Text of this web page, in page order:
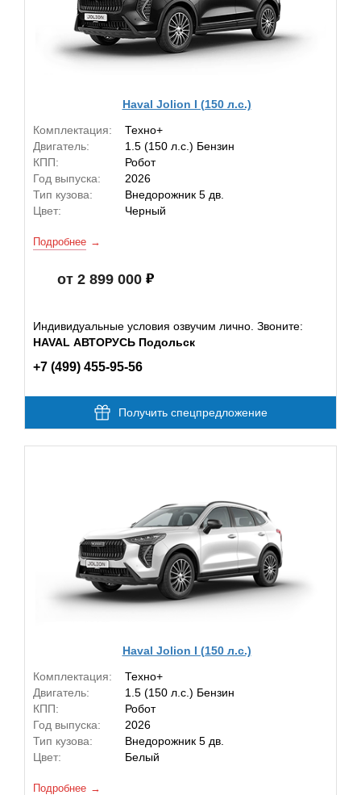
Haval Jolion I (150 л.с.)
Комплектация:
Техно+
Двигатель:
1.5 (150 л.с.) Бензин
КПП:
Робот
Год выпуска:
2026
Тип кузова:
Внедорожник 5 дв.
Цвет:
Черный
Подробнее
от 2 899 000
Индивидуальные условия озвучим лично. Звоните:
HAVAL АВТОРУСЬ Подольск
+7 (499) 455-95-56
Получить спецпредложение
Haval Jolion I (150 л.с.)
Комплектация:
Техно+
Двигатель:
1.5 (150 л.с.) Бензин
КПП:
Робот
Год выпуска:
2026
Тип кузова:
Внедорожник 5 дв.
Цвет:
Белый
Подробнее